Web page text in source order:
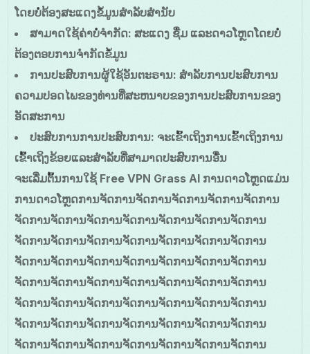
ໂດຍບໍ່ຕ້ອງສະແດງຂໍ້ມູນສໍາລັບສໍານັບ
ສາມາດໃຊ້ຄ່າບໍ່ຈຳກັດ: ສະແດງ ຊື່ມ ແລະດາວໂຫຼດໂດຍບໍ່
ຕ້ອງຕອບການຈຳກັດຂໍ້ມູນ
ການປະສົບການຜູ້ໃຊ້ອັນຕະຣານ: ສຳລັບການປະສົບການ
ຄວາມປອດໄພຂອງທ່ານທີ່ສະຫນາບຂອງການປະສົບການຂອງ
ອັດສະການ
ປະສົບການການປະສົບການ: ຈະເຂົ້າເຖິງການເຂົ້າເຖິງການ
ເຂົ້າເຖິງຂ້ອຍແລະສຳລັບທີ່ສາມາດປະສົບການອື່ນ
ຈະເລີ່ມຕົ້ນການໃຊ້ Free VPN Grass AI ການດາວໂຫຼດແມ່ນ
ການດາວໂຫຼດການຈັດການຈັດການຈັດການຈັດການຈັດການ
ຈັດການຈັດການຈັດການຈັດການຈັດການຈັດການຈັດການ
ຈັດການຈັດການຈັດການຈັດການຈັດການຈັດການຈັດການ
ຈັດການຈັດການຈັດການຈັດການຈັດການຈັດການຈັດການ
ຈັດການຈັດການຈັດການຈັດການຈັດການຈັດການຈັດການ
ຈັດການຈັດການຈັດການຈັດການຈັດການຈັດການຈັດການ
ຈັດການຈັດການຈັດການຈັດການຈັດການຈັດການຈັດການ
ຈັດການຈັດການຈັດການຈັດການຈັດການຈັດການຈັດການ